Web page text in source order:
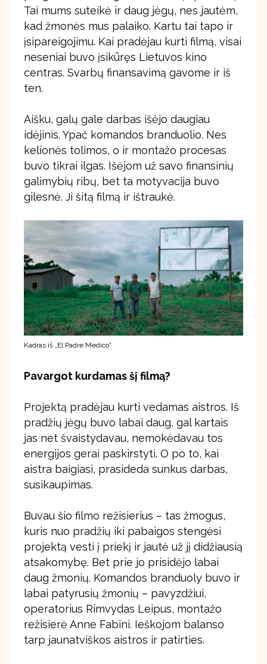
Tai mums suteikė ir daug jėgų, nes jautėm,
kad žmonės mus palaiko. Kartu tai tapo ir
įsipareigojimu. Kai pradėjau kurti filmą, visai
neseniai buvo įsikūręs Lietuvos kino
centras. Svarbų finansavimą gavome ir iš
ten.
Aišku, galų gale darbas išėjo daugiau
idėjinis. Ypač komandos branduolio. Nes
kelionės tolimos, o ir montažo procesas
buvo tikrai ilgas. Išėjom už savo finansinių
galimybių ribų, bet ta motyvacija buvo
gilesnė. Ji šitą filmą ir ištraukė.
Kadras iš „El Padre Medico“.
Pavargot kurdamas šį filmą?
Projektą pradėjau kurti vedamas aistros. Iš
pradžių jėgų buvo labai daug, gal kartais
jas net švaistydavau, nemokėdavau tos
energijos gerai paskirstyti. O po to, kai
aistra baigiasi, prasideda sunkus darbas,
susikaupimas.
Buvau šio filmo režisierius – tas žmogus,
kuris nuo pradžių iki pabaigos stengėsi
projektą vesti į priekį ir jautė už jį didžiausią
atsakomybę. Bet prie jo prisidėjo labai
daug žmonių. Komandos branduoly buvo ir
labai patyrusių žmonių – pavyzdžiui,
operatorius Rimvydas Leipus, montažo
režisierė Anne Fabini. Ieškojom balanso
tarp jaunatviškos aistros ir patirties.